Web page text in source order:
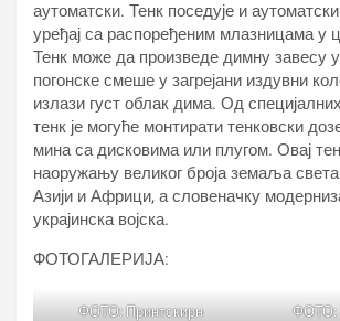
аутоматски. Тенк поседује и
уређај са распоређеним млазницама у
Тенк може да произведе димну завесу
погонске смеше у загрејани издувни
излази густ облак дима. Од
тенк је могуће монтирати тенковски
мина са дисковима или плугом. Овај
наоружању великог броја земаља
Азији и Африци, а словеначку
украјинска војска.
ФОТОГАЛЕРИЈА:
ФОТО: Принтскирн
ФОТО: